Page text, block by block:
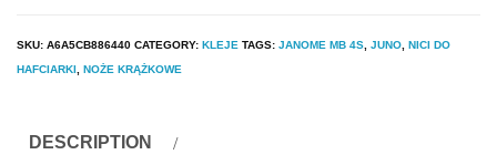
SKU: A6A5CB886440 CATEGORY: KLEJE TAGS: JANOME MB 4S JUNO NICI DO
HAFCIARKI NOŻE KRĄŻKOWE
DESCRIPTION